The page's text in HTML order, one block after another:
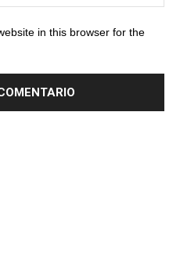
in this browser for the